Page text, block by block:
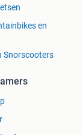
en
Snorscooters